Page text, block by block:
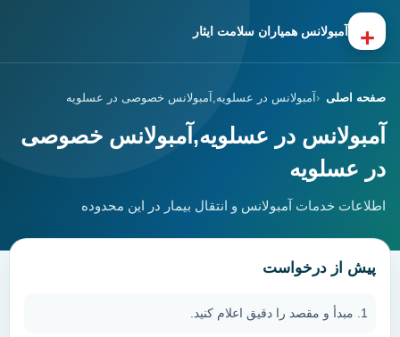
+ آمبولانس همیاران سلامت ایثار
صفحه اصلی آمبولانس در عسلویه,آمبولانس خصوصی در عسلویه
آمبولانس در عسلویه,آمبولانس خصوصی
در عسلویه
اطلاعات خدمات آمبولانس و انتقال بیمار در این محدوده
پیش از درخواست
مبدأ و مقصد را دقیق اعلام کنید.